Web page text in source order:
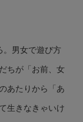
男女で遊び方
ちが「お前、女
あたりから「あ
生きなきゃいけ